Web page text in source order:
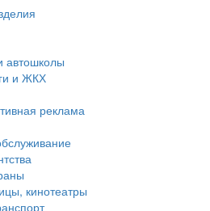
автошколы
и ЖКХ
реклама
кинотеатры